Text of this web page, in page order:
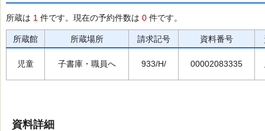
所蔵は 1 件です。現在の予約件数は 0 件です。
所蔵館 所蔵場所 請求記号 資料番号
児童 子書庫・職員へ 933/H/ 00002083335
資料詳細